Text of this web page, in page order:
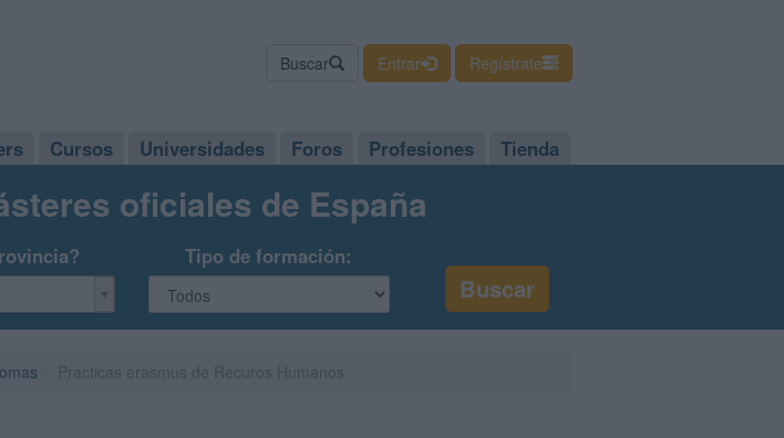
Buscar Entrar Regístrate
Cursos Universidades Foros Profesiones Tienda
oficiales de España
Tipo de formación: